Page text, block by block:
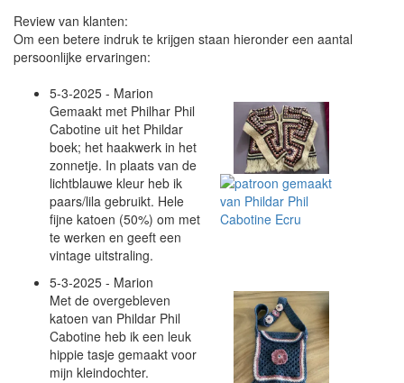
Review van klanten:
Om een betere indruk te krijgen staan hieronder een aantal
persoonlijke ervaringen:
5-3-2025 - Marion
Gemaakt met Philhar Phil
Cabotine uit het Phildar
boek; het haakwerk in het
zonnetje. In plaats van de
lichtblauwe kleur heb ik
paars/lila gebruikt. Hele
fijne katoen (50%) om met
te werken en geeft een
vintage uitstraling.
5-3-2025 - Marion
Met de overgebleven
katoen van Phildar Phil
Cabotine heb ik een leuk
hippie tasje gemaakt voor
mijn kleindochter.